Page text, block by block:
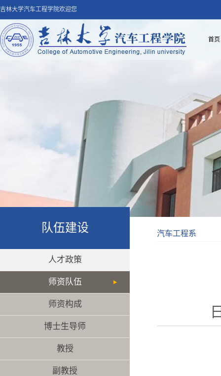
吉林大学汽车工程学院欢迎您
首页
队伍建设
人才政策
师资队伍
师资构成
博士生导师
教授
副教授
汽车工程系